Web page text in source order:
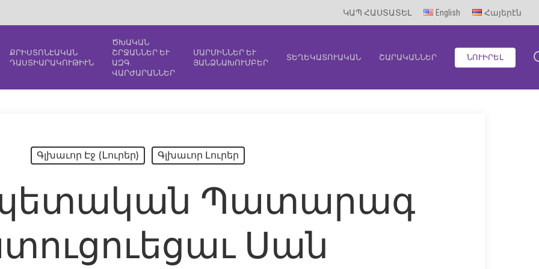
ԿԱՊ ՀԱՍՏԱՏԵԼ English Հայերէն
ՔՐԻՍՏՈՆԷԱԿԱՆ
ԴԱՍՏԻԱՐԱԿՈՒԹԻՒՆ
ԾԽԱԿԱՆ
ՇՐՋԱՆՆԵՐ ԵՒ
ԱԶԳ.
ՎԱՐԺԱՐԱՆՆԵՐ
ՄԱՐՄԻՆՆԵՐ ԵՒ
ՅԱՆՁՆԱԽՈՒՄԲԵՐ
ՏԵՂԵԿԱՏՈՒԱԿԱՆ ՇԱՐԱԿԱՆՆԵՐ ՆՈՒԻՐԵԼ
Գլխաւոր Էջ (Lուրեր) Գլխաւոր Լուրեր
Պատարագ
Սան